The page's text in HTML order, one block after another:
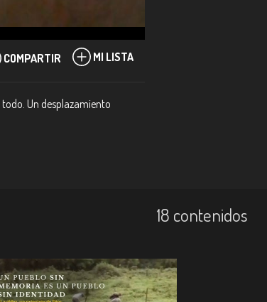
MI LISTA
COMPARTIR
Un desplazamiento
18 contenidos